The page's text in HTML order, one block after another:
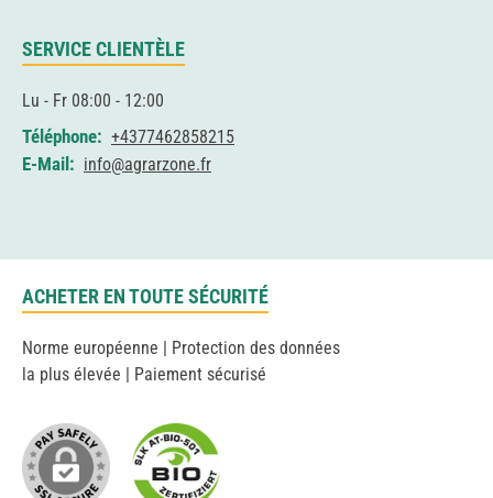
SERVICE CLIENTÈLE
Lu - Fr 08:00 - 12:00
Téléphone: +4377462858215
E-Mail: info@agrarzone.fr
ACHETER EN TOUTE SÉCURITÉ
Norme européenne | Protection des données
la plus élevée | Paiement sécurisé